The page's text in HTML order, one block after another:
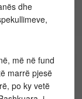
dhe
më në fund
marrë pjesë
po ky vetë